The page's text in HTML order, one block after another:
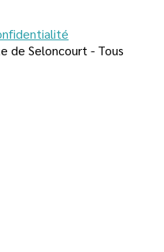
de Seloncourt - Tous